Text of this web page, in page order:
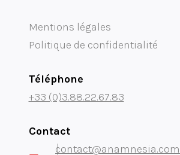
Mentions légales
Politique de confidentialité
Téléphone
+33 (0)3.88.22.67.83
Contact
contact@anamnesia.com |